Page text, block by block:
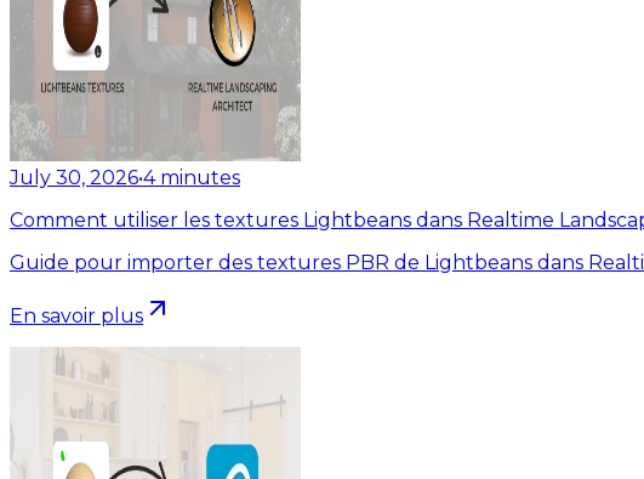
July 30, 2026•4 minutes
Comment utiliser les textures Lightbeans dans Realtime
Guide pour importer des textures PBR de Lightbeans dans
En savoir plus